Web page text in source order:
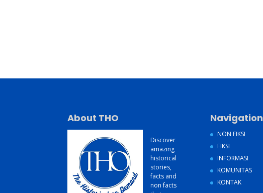
About THO
Discover
amazing
historical
stories,
facts and
non facts
Navigation
NON FIKSI
FIKSI
INFORMASI
KOMUNITAS
KONTAK